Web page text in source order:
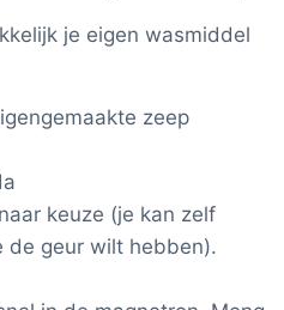
je eigen wasmiddel
zeep
keuze (je kan zelf
de geur wilt hebben).